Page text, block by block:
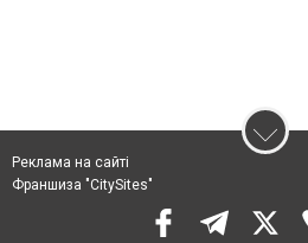
Реклама на сайті
Франшиза "CitySites"